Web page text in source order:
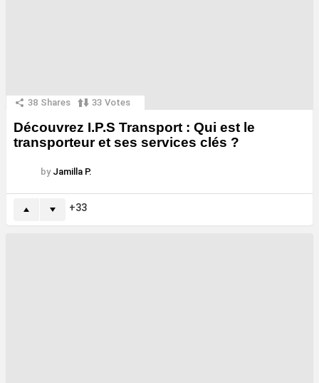
38 Shares 33 Votes
Découvrez I.P.S Transport : Qui est le
transporteur et ses services clés ?
by Jamilla P.
33